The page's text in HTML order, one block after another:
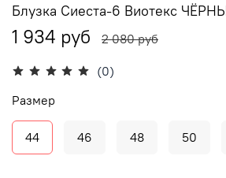
(0)
Блузка Сиеста-6 Виотекс
1 934 руб 2 080 руб
Размер
44 46 48 50